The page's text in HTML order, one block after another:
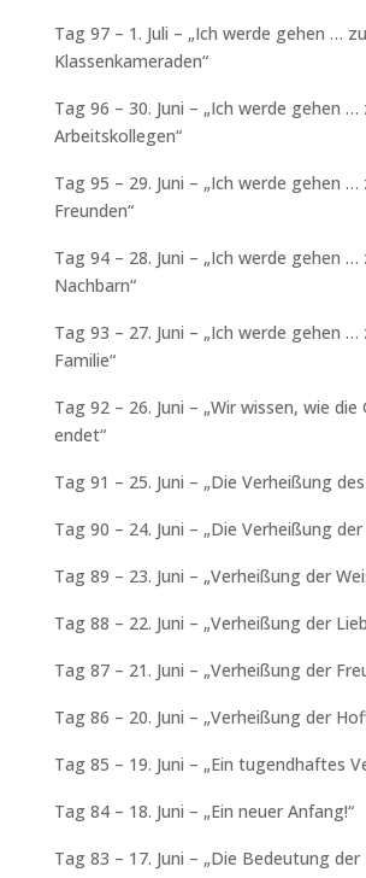
Tag 97 – 1. Juli – „Ich werde gehen …
Klassenkameraden“
Tag 96 – 30. Juni – „Ich werde gehen …
Arbeitskollegen“
Tag 95 – 29. Juni – „Ich werde gehen …
Freunden“
Tag 94 – 28. Juni – „Ich werde gehen …
Nachbarn“
Tag 93 – 27. Juni – „Ich werde gehen
Familie“
Tag 92 – 26. Juni – „Wir wissen, wie die
endet“
Tag 91 – 25. Juni – „Die Verheißung
Tag 90 – 24. Juni – „Die Verheißung der
Tag 89 – 23. Juni – „Verheißung der
Tag 88 – 22. Juni – „Verheißung der
Tag 87 – 21. Juni – „Verheißung der
Tag 86 – 20. Juni – „Verheißung der
Tag 85 – 19. Juni – „Ein tugendhaftes
Tag 84 – 18. Juni – „Ein neuer Anfang!“
Tag 83 – 17. Juni – „Die Bedeutung der